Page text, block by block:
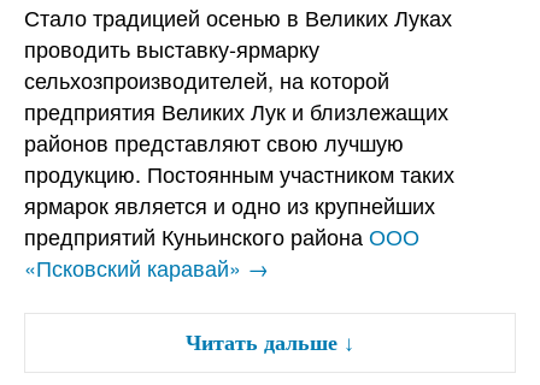
Стало традицией осенью в Великих Луках
проводить выставку-ярмарку
сельхозпроизводителей, на которой
предприятия Великих Лук и близлежащих
районов представляют свою лучшую
продукцию. Постоянным участником таких
ярмарок является и одно из крупнейших
предприятий Куньинского районаООО
«Псковский каравай» →
Читать дальше ↓